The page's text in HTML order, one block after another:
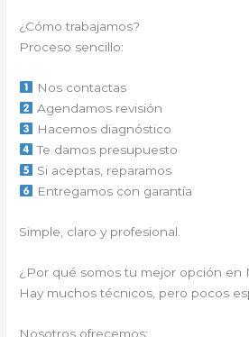
¿Cómo trabajamos?
Proceso sencillo:
Nos contactas
Agendamos revisión
Hacemos diagnóstico
Te damos presupuesto
Si aceptas, reparamos
Entregamos con garantía
Simple, claro y profesional.
¿Por qué somos tu mejor opción en
Hay muchos técnicos, pero pocos
Nosotros ofrecemos: